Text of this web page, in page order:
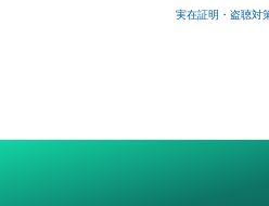
実在証明・盗聴対